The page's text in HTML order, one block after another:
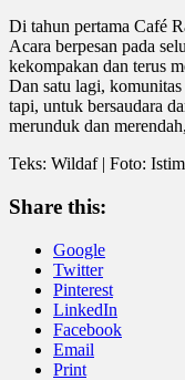
Di tahun pertama Café
Acara berpesan pada
kekompakan dan terus
Dan satu lagi,
tapi, untuk bersaudara
merunduk dan
Teks: Wildaf | Foto:
Share this:
Google
Twitter
Pinterest
LinkedIn
Facebook
Email
Print